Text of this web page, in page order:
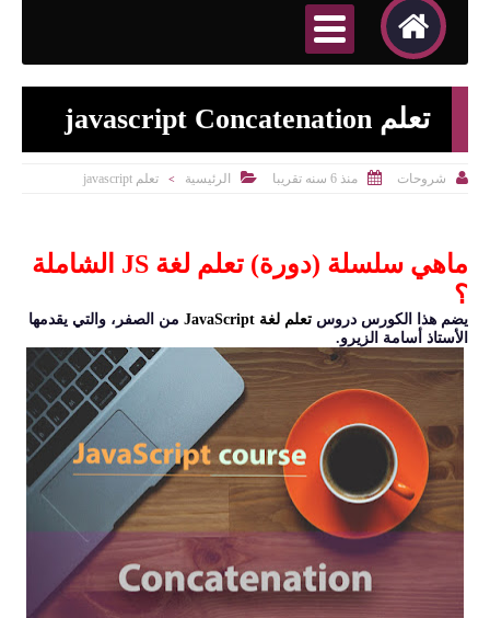
تعلم javascript Concatenation
 شروحات  منذ 6 سنه تقريبا  الرئيسية > تعلم javascript
ماهي سلسلة (دورة) تعلم لغة JS الشاملة
؟
يضم هذا الكورس دروس تعلم لغة JavaScript
من الصفر، والتي يقدمها
الأستاذ أسامة الزيرو.